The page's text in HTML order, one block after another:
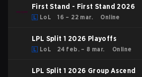
First Stand - First Stand 2026
LoL 16 – 22 mar. Online
LPL Split 1 2026 Playoffs
LoL 24 feb. – 8 mar. Online
LPL Split 1 2026 Group Ascend